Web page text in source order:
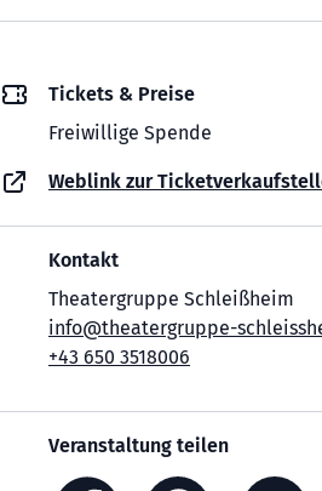
Tickets & Preise
Freiwillige Spende
Weblink zur
Kontakt
Theatergruppe Schleißheim
info@theatergruppe-
+43 650 3518006
Veranstaltung teilen